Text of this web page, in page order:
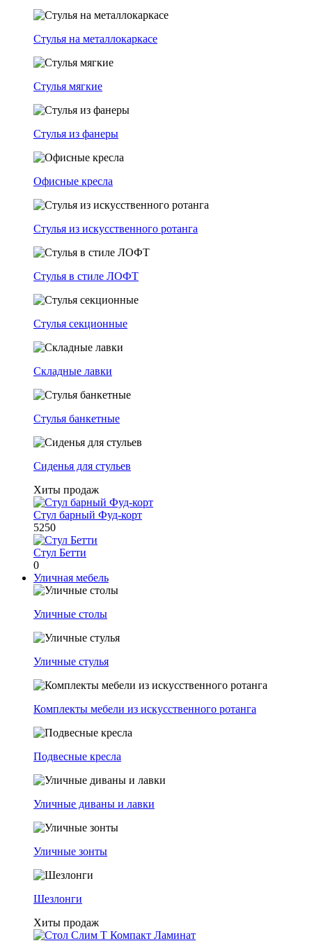
Стулья на металлокаркасе
Стулья мягкие
Стулья из фанеры
Офисные кресла
Стулья из искусственного ротанга
Стулья в стиле ЛОФТ
Стулья секционные
Складные лавки
Стулья банкетные
Сиденья для стульев
Хиты продаж
Стул барный Фуд-корт
5250
Стул Бетти
0
Уличная мебель
Уличные столы
Уличные стулья
Комплекты мебели из искусственного ротанга
Подвесные кресла
Уличные диваны и лавки
Уличные зонты
Шезлонги
Хиты продаж